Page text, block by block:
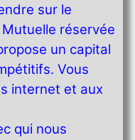
sur le
réservée
un capital
Vous
internet et aux
qui nous